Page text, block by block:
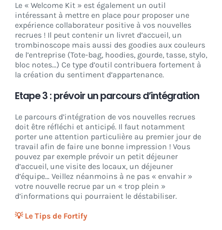
Le « Welcome Kit » est également un outil
intéressant à mettre en place pour proposer une
expérience collaborateur positive à vos nouvelles
recrues ! Il peut contenir un livret d’accueil, un
trombinoscope mais aussi des goodies aux couleurs
de l’entreprise (Tote-bag, hoodies, gourde, tasse, stylo,
bloc notes…) Ce type d’outil contribuera fortement à
la création du sentiment d’appartenance.
Etape 3 : prévoir un parcours d’intégration
Le parcours d’intégration de vos nouvelles recrues
doit être réfléchi et anticipé. Il faut notamment
porter une attention particulière au premier jour de
travail afin de faire une bonne impression ! Vous
pouvez par exemple prévoir un petit déjeuner
d’accueil, une visite des locaux, un déjeuner
d’équipe… Veillez néanmoins à ne pas « envahir »
votre nouvelle recrue par un « trop plein »
d’informations qui pourraient le déstabiliser.
💡 Le Tips de Fortify